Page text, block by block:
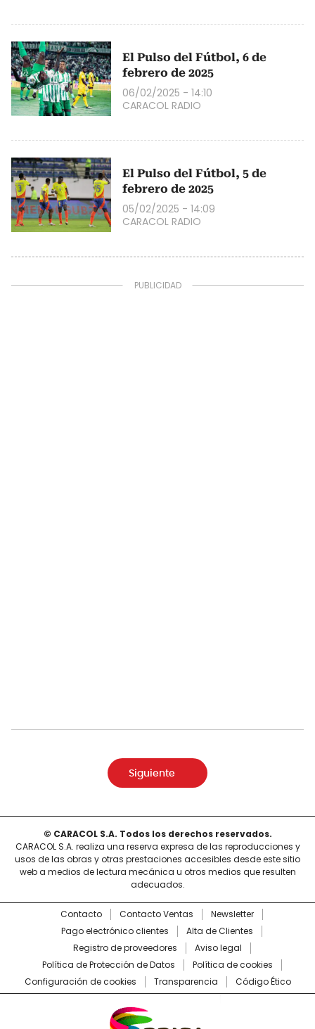
El Pulso del Fútbol, 6 de
febrero de 2025
06/02/2025 - 14:10
CARACOL RADIO
El Pulso del Fútbol, 5 de
febrero de 2025
05/02/2025 - 14:09
CARACOL RADIO
Siguiente
© CARACOL S.A. Todos los derechos reservados.
CARACOL S.A. realiza una reserva expresa de las reproducciones y
usos de las obras y otras prestaciones accesibles desde este sitio
web a medios de lectura mecánica u otros medios que resulten
adecuados.
Contacto Contacto Ventas
Newsletter
Pago electrónico clientes
Alta de Clientes
Registro de proveedores
Aviso legal
Política de Protección de Datos
Política de cookies
Configuración de cookies
Transparencia Código Ético